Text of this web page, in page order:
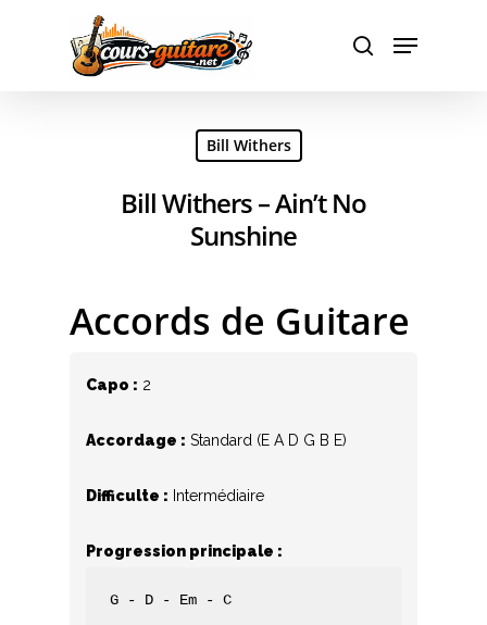
Hit enter to search or ESC to close
Bill Withers
Bill Withers – Ain’t No
Sunshine
Accords de Guitare
Capo : 2
Accordage : Standard (E A D G B E)
Difficulte : Intermédiaire
Progression principale :
G - D - Em - C